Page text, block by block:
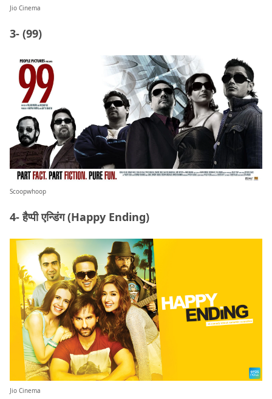
Jio Cinema
3- (99)
Scoopwhoop
4- हैप्पी एन्डिंग (Happy Ending)
Jio Cinema